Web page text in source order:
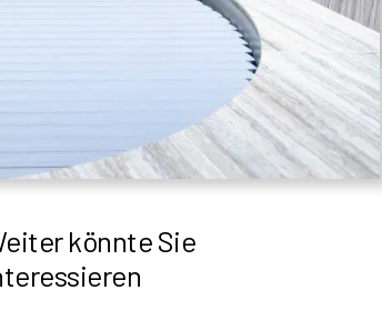
könnte Sie